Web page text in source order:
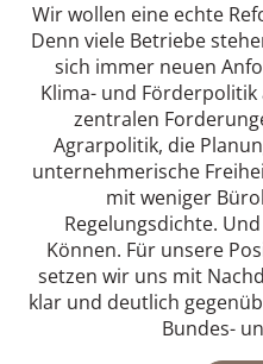
Wir wollen eine echte
Denn viele Betriebe
sich immer neuen
Klima- und
zentralen
Agrarpolitik, die
unternehmerische
mit weniger
Regelungsdichte.
Können. Für unsere
setzen wir uns mit
klar und deutlich
Bundes-